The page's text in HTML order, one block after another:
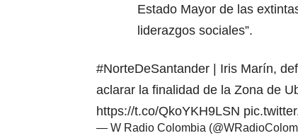
Estado Mayor de las
liderazgos sociales”.
#NorteDeSantander | Iris Marín,
aclarar la finalidad de la Zona de
https://t.co/QkoYKH9LSN
— W Radio Colombia